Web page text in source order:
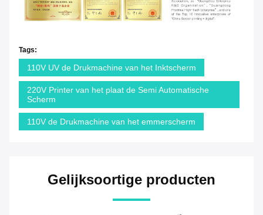
Tags:
110V UV de Drukmachine van het Inktscherm
220V Printer van het plaat de Semi Automatische
Scherm
110V de Drukmachine van het emmerscherm
Gelijksoortige producten